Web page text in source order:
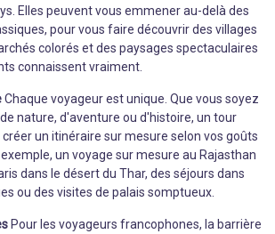
Elles peuvent vous emmener au-delà des
pour vous faire découvrir des villages
colorés et des paysages spectaculaires
connaissent vraiment.
Chaque voyageur est unique. Que vous soyez
nature, d'aventure ou d'histoire, un tour
un itinéraire sur mesure selon vos goûts
un voyage sur mesure au Rajasthan
dans le désert du Thar, des séjours dans
ou des visites de palais somptueux.
Pour les voyageurs francophones, la barrière